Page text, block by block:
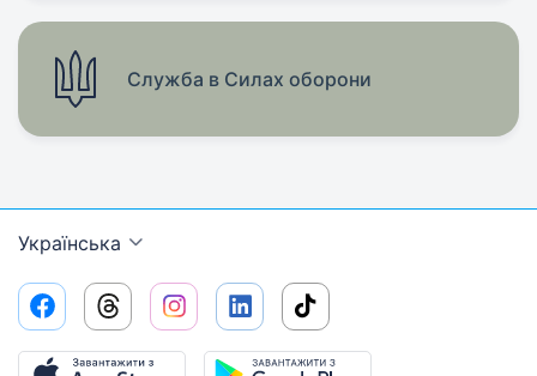
Служба в Силах оборони
Українська